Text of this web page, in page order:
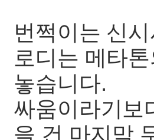
번쩍이는 신
로디는 메타
놓습니다.
싸움이라기보
을 건 마지막